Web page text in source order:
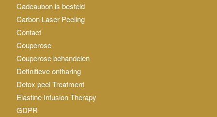
Cadeaubon is besteld
Carbon Laser Peeling
Contact
Couperose
Couperose behandelen
Definitieve ontharing
Detox peel Treatment
Elastine Infusion Therapy
GDPR